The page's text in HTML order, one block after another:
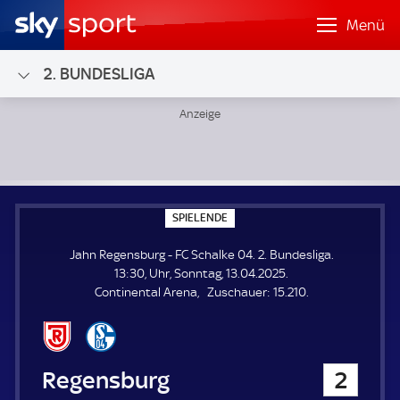
Menü
2. BUNDESLIGA
SPIELENDE
P
E
L
E
N
Jahn Regensburg - FC Schalke 04. 2. Bundesliga.
13:30, Uhr, Sonntag, 13.04.2025.
Continental Arena
Zuschauer: Z
15.210.
Jahn Regensburg 2